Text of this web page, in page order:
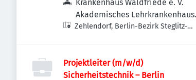
Krankenhaus Waldfriede e. V.
Akademisches Lehrkrankenhaus
der Charité
Zehlendorf, Berlin-Bezirk Steglitz-
Projektleiter (m/w/d)
Sicherheitstechnik – Berlin